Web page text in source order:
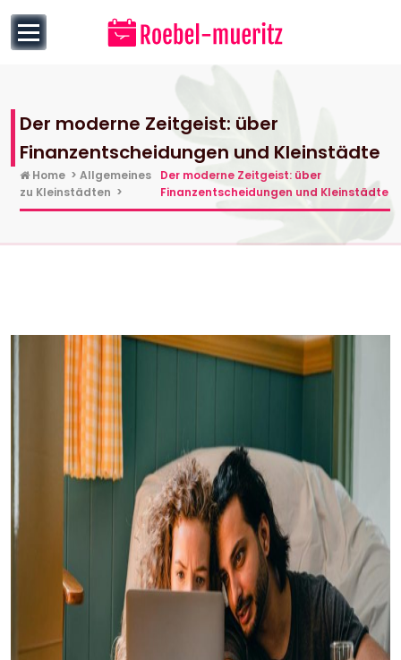
content
Der moderne Zeitgeist: über
Finanzentscheidungen und Kleinstädte
Home > Allgemeines
zu Kleinstädten >
Der moderne Zeitgeist: über
Finanzentscheidungen und Kleinstädte